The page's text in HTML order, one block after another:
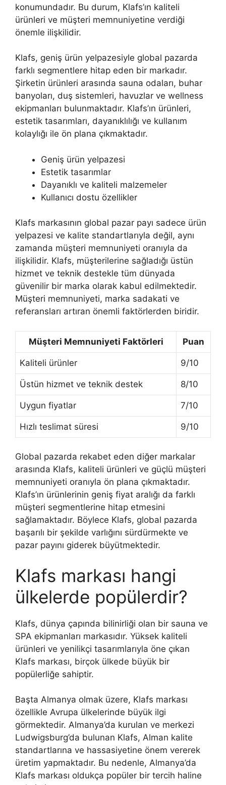
konumundadır. Bu durum, Klafs’ın kaliteli
ürünleri ve müşteri memnuniyetine verdiği
önemle ilişkilidir.
Klafs, geniş ürün yelpazesiyle global pazarda
farklı segmentlere hitap eden bir markadır.
Şirketin ürünleri arasında sauna odaları, buhar
banyoları, duş sistemleri, havuzlar ve wellness
ekipmanları bulunmaktadır. Klafs’ın ürünleri,
estetik tasarımları, dayanıklılığı ve kullanım
kolaylığı ile ön plana çıkmaktadır.
Geniş ürün yelpazesi
Estetik tasarımlar
Dayanıklı ve kaliteli malzemeler
Kullanıcı dostu özellikler
Klafs markasının global pazar payı sadece ürün
yelpazesi ve kalite standartlarıyla değil, aynı
zamanda müşteri memnuniyeti oranıyla da
ilişkilidir. Klafs, müşterilerine sağladığı üstün
hizmet ve teknik destekle tüm dünyada
güvenilir bir marka olarak kabul edilmektedir.
Müşteri memnuniyeti, marka sadakati ve
referansları artıran önemli faktörlerden biridir.
Müşteri Memnuniyeti Faktörleri Puan
Kaliteli ürünler 9/10
Üstün hizmet ve teknik destek 8/10
Uygun fiyatlar 7/10
Hızlı teslimat süresi 9/10
Global pazarda rekabet eden diğer markalar
arasında Klafs, kaliteli ürünleri ve güçlü müşteri
memnuniyeti oranıyla ön plana çıkmaktadır.
Klafs’ın ürünlerinin geniş fiyat aralığı da farklı
müşteri segmentlerine hitap etmesini
sağlamaktadır. Böylece Klafs, global pazarda
başarılı bir şekilde varlığını sürdürmekte ve
pazar payını giderek büyütmektedir.
Klafs markası hangi
ülkelerde popülerdir?
Klafs, dünya çapında bilinirliği olan bir sauna ve
SPA ekipmanları markasıdır. Yüksek kaliteli
ürünleri ve yenilikçi tasarımlarıyla öne çıkan
Klafs markası, birçok ülkede büyük bir
popülerliğe sahiptir.
Başta Almanya olmak üzere, Klafs markası
özellikle Avrupa ülkelerinde büyük ilgi
görmektedir. Almanya’da kurulan ve merkezi
Ludwigsburg’da bulunan Klafs, Alman kalite
standartlarına ve hassasiyetine önem vererek
üretim yapmaktadır. Bu nedenle, Almanya’da
Klafs markası oldukça popüler bir tercih haline